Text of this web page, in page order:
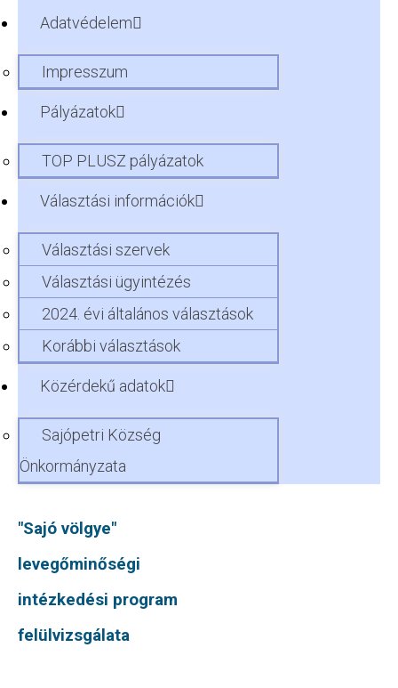
Adatvédelem
Impresszum
Pályázatok
TOP PLUSZ pályázatok
Választási információk
Választási szervek
Választási ügyintézés
2024. évi általános választások
Korábbi választások
Közérdekű adatok
Sajópetri Község
Önkormányzata
"Sajó völgye"
levegőminőségi
intézkedési program
felülvizsgálata